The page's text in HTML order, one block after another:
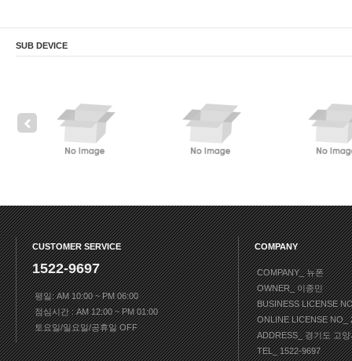
SUB DEVICE
CUSTOMER SERVICE
1522-9697
평일: AM 10:00 ~ PM 06:00
점심시간 : AM 12:00 ~ PM 01:00
토요일/일요일/공휴일 OFF
COMPANY
COMPANY_ 뉴폰
OWNER_ 이종민
BUSINESS LICENSE
ONLINE LICENSE NO_
ADDRESS_ 경기도 고
TEL_ 1522-9697